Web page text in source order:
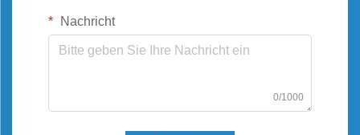
Nachricht
0/1000